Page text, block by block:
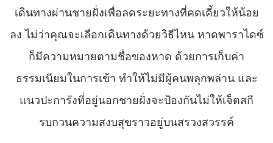
เดินทางผ่านชายฝั่งเพื่อลดระยะทางที่คดเคี้ยวให้น้อย
ลง ไม่ว่าคุณจะเลือกเดินทางด้วยวิธีไหน หาดพาราไดซ์
ก็มีความหมายตามชื่อของหาด ด้วยการเก็บค่า
ธรรมเนียมในการเข้า ทำให้ไม่มีผู้คนพลุกพล่าน และ
แนวปะการังที่อยู่นอกชายฝั่งจะป้องกันไม่ให้เจ็ตสกี
รบกวนความสงบสุขราวอยู่บนสรวงสวรรค์